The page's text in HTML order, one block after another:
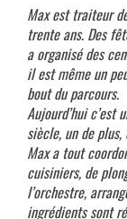
Max est traiteur
trente ans. Des
a organisé des
il est même un
bout du parcours.
Aujourd’hui c’est
siècle, un de
Max a tout
cuisiniers, de
l’orchestre,
ingrédients sont